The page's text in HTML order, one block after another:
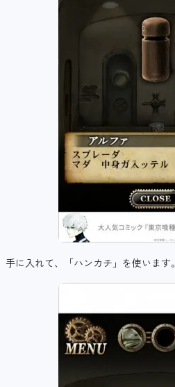
手に入れて、「ハンカチ」を使います。